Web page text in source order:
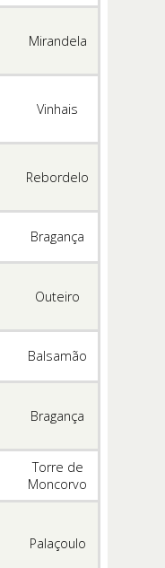
Mirandela
Vinhais
Rebordelo
Bragança
Outeiro
Balsamão
Bragança
Torre de
Moncorvo
Palaçoulo